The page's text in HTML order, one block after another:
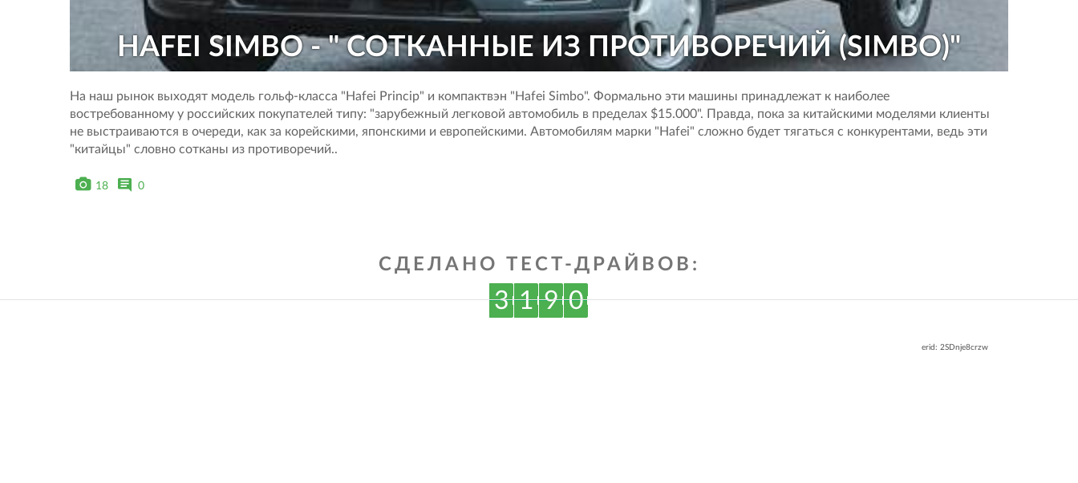
HAFEI SIMBO - " СОТКАННЫЕ ИЗ ПРОТИВОРЕЧИЙ (SIMBO)"
На наш рынок выходят модель гольф-класса "Hafei Princip" и компактвэн "Hafei Simbo". Формально эти машины принадлежат к наиболее
востребованному у российских покупателей типу: "зарубежный легковой автомобиль в пределах $15.000". Правда, пока за китайскими моделями клиенты
не выстраиваются в очереди, как за корейскими, японскими и европейскими. Автомобилям марки "Hafei" сложно будет тягаться с конкурентами, ведь эти
"китайцы" словно сотканы из противоречий..
18 0
СДЕЛАНО ТЕСТ-ДРАЙВОВ:
3 1 9 0
erid: 2SDnje8crzw